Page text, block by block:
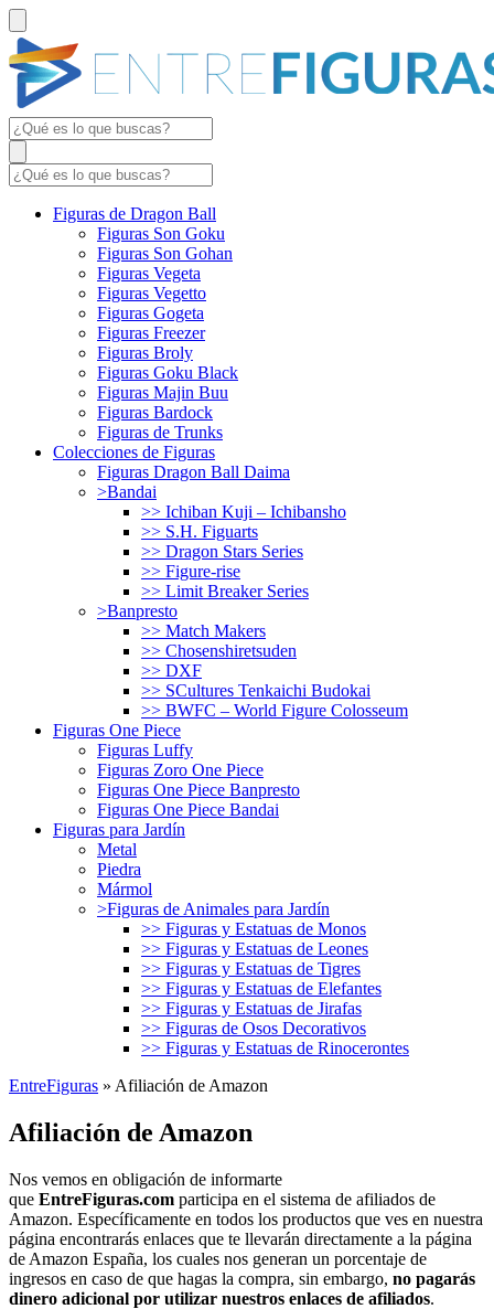
Figuras de Dragon Ball
Figuras Son Goku
Figuras Son Gohan
Figuras Vegeta
Figuras Vegetto
Figuras Gogeta
Figuras Freezer
Figuras Broly
Figuras Goku Black
Figuras Majin Buu
Figuras Bardock
Figuras de Trunks
Colecciones de Figuras
Figuras Dragon Ball Daima
>Bandai
>> Ichiban Kuji – Ichibansho
>> S.H. Figuarts
>> Dragon Stars Series
>> Figure-rise
>> Limit Breaker Series
>Banpresto
>> Match Makers
>> Chosenshiretsuden
>> DXF
>> SCultures Tenkaichi Budokai
>> BWFC – World Figure Colosseum
Figuras One Piece
Figuras Luffy
Figuras Zoro One Piece
Figuras One Piece Banpresto
Figuras One Piece Bandai
Figuras para Jardín
Metal
Piedra
Mármol
>Figuras de Animales para Jardín
>> Figuras y Estatuas de Monos
>> Figuras y Estatuas de Leones
>> Figuras y Estatuas de Tigres
>> Figuras y Estatuas de Elefantes
>> Figuras y Estatuas de Jirafas
>> Figuras de Osos Decorativos
>> Figuras y Estatuas de Rinocerontes
EntreFiguras » Afiliación de Amazon
Afiliación de Amazon
Nos vemos en obligación de informarte
que EntreFiguras.com participa en el sistema de afiliados de
Amazon. Específicamente en todos los productos que ves en nuestra
página encontrarás enlaces que te llevarán directamente a la página
de Amazon España, los cuales nos generan un porcentaje de
ingresos en caso de que hagas la compra, sin embargo, no pagarás
dinero adicional por utilizar nuestros enlaces de afiliados.